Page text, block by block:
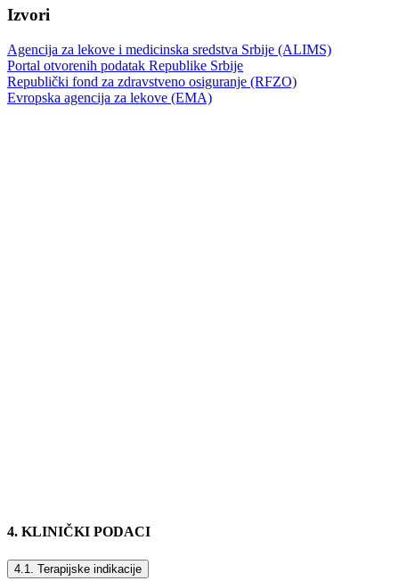
Izvori
Agencija za lekove i medicinska sredstva Srbije (ALIMS)
Portal otvorenih podatak Republike Srbije
Republički fond za zdravstveno osiguranje (RFZO)
Evropska agencija za lekove (EMA)
4. KLINIČKI PODACI
4.1. Terapijske indikacije